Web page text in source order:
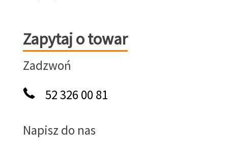
Zapytaj o towar
Zapytaj o towar
Zadzwoń
52 326 00 81
Napisz do nas